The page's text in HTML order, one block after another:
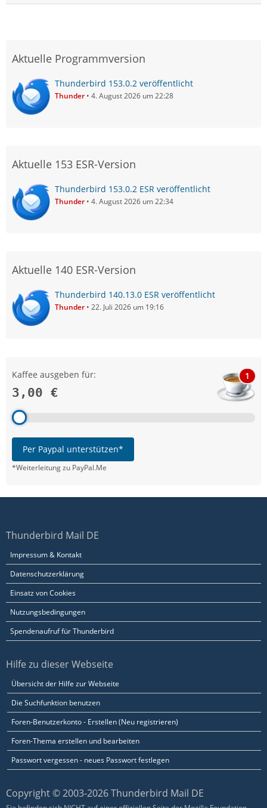
Aktuelle Programmversion
Thunderbird 153.0.2 veröffentlicht
Thunder 4. August 2026 um 22:28
Aktuelle 153 ESR-Version
Thunderbird 153.0.2 ESR veröffentlicht
Thunder 4. August 2026 um 22:34
Aktuelle 140 ESR-Version
Thunderbird 140.13.0 ESR veröffentlicht
Thunder 22. Juli 2026 um 19:16
Kaffee ausgeben für:
3,00 €
1
Per Paypal unterstützen*
*Weiterleitung zu PayPal.Me
Thunderbird Mail DE
Impressum & Kontakt
Datenschutzerklärung
Einsatz von Cookies
Nutzungsbedingungen
Spendenaufruf für Thunderbird
Hilfe zu dieser Webseite
Übersicht der Hilfe zur Webseite
Die Suchfunktion benutzen
Foren-Benutzerkonto - Erstellen (Neu registrieren)
Foren-Thema erstellen und bearbeiten
Passwort vergessen - neues Passwort festlegen
Copyright © 2003-2026 Thunderbird Mail DE